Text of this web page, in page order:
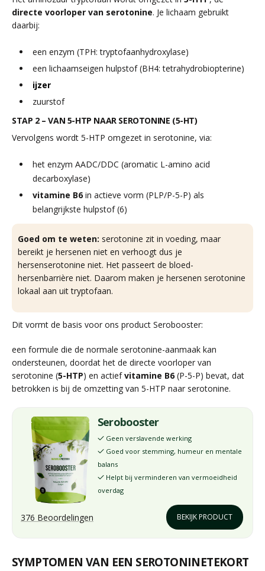
directe voorloper van serotonine. Je lichaam gebruikt
daarbij:
een enzym (TPH: tryptofaanhydroxylase)
een lichaamseigen hulpstof (BH4: tetrahydrobiopterine)
ijzer
zuurstof
STAP 2 – VAN 5-HTP NAAR SEROTONINE (5-HT)
Vervolgens wordt 5-HTP omgezet in serotonine, via:
het enzym AADC/DDC (aromatic L-amino acid
decarboxylase)
vitamine B6in actieve vorm (PLP/P-5-P) als
belangrijkste hulpstof (6)
Goed om te weten: serotonine zit in voeding, maar
bereikt je hersenen niet en verhoogt dus je
hersenserotonine niet. Het passeert de bloed-
hersenbarrière niet. Daarom maken je hersenen serotonine
lokaal aan uit tryptofaan.
Dit vormt de basis voor ons product Serobooster:
een formule die de normale serotonine-aanmaak kan
ondersteunen, doordat het de directe voorloper van
serotonine (5-HTP) en actiefvitamine B6 (P-5-P) bevat, dat
betrokken is bij de omzetting van 5-HTP naar serotonine.
Serobooster
✓ Geen verslavende werking
✓ Goed voor stemming, humeur en mentale
balans
✓ Helpt bij verminderen van vermoeidheid
overdag
376 Beoordelingen BEKIJK PRODUCT
SYMPTOMEN VAN EEN SEROTONINETEKORT